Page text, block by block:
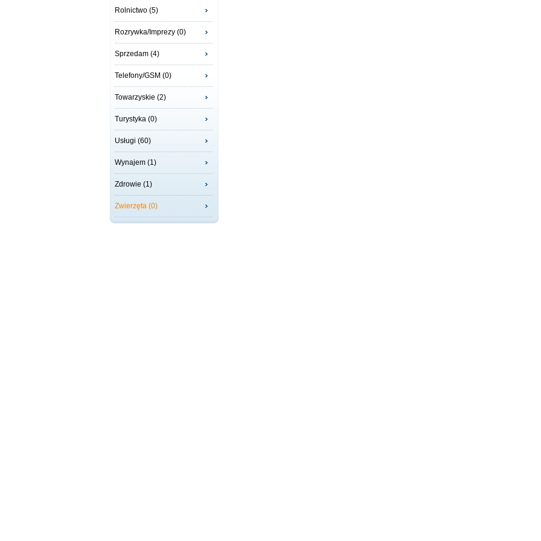
Rolnictwo (5)
Rozrywka/Imprezy (0)
Sprzedam (4)
Telefony/GSM (0)
Towarzyskie (2)
Turystyka (0)
Usługi (60)
Wynajem (1)
Zdrowie (1)
Zwierzęta (0)